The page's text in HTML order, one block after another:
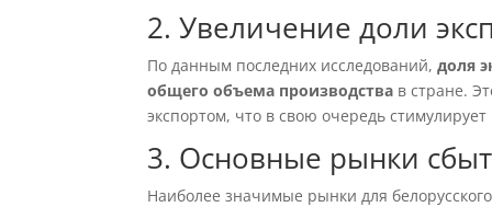
2. Увеличение доли
По данным последних исследований,доля
общего объема производства в стране.
экспортом, что в свою очередь
3. Основные рынки
Наиболее значимые рынки для